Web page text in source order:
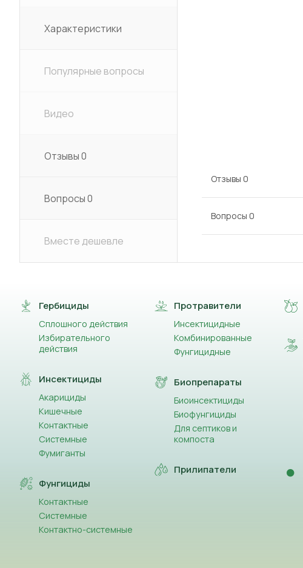
Характеристики
Популярные вопросы
Видео
Отзывы0
Вопросы0
Вместе дешевле
Отзывы 0
Вопросы 0
Гербициды
Сплошного действия
Избирательного
действия
Инсектициды
Акарициды
Кишечные
Контактные
Системные
Фумиганты
Фунгициды
Контактные
Системные
Контактно-системные
Протравители
Инсектицидные
Комбинированные
Фунгицидные
Биопрепараты
Биоинсектициды
Биофунгициды
Для септиков и
компоста
Прилипатели